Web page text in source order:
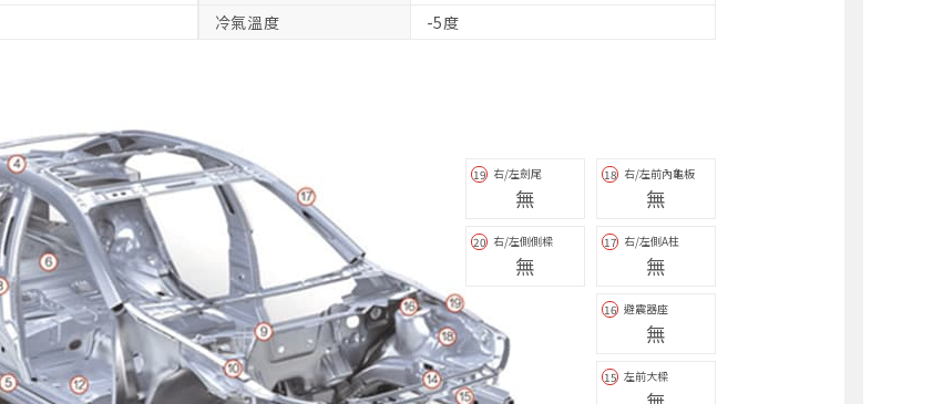
冷氣溫度 -5度
15 左前大樑
16 避震器座
無
17 右/左側A柱
無
18 右/左前內龜板
無
19 右/左劍尾
無
20 右/左側側樑
無